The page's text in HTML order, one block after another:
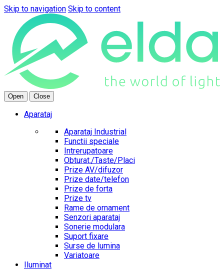
Skip to navigation Skip to content
Open Close
Aparataj
Aparataj Industrial
Functii speciale
Intrerupatoare
Obturat./Taste/Placi
Prize AV/difuzor
Prize date/telefon
Prize de forta
Prize tv
Rame de ornament
Senzori aparataj
Sonerie modulara
Suport fixare
Surse de lumina
Variatoare
Iluminat